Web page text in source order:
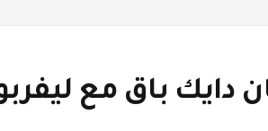
باق مع ليفربول